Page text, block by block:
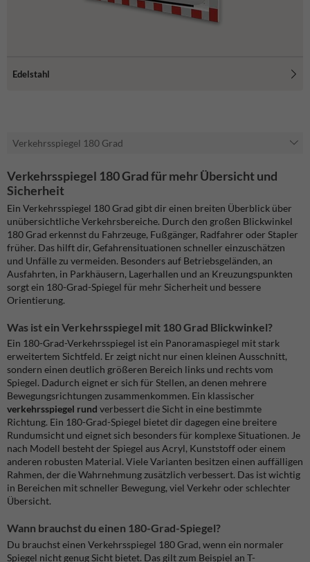
Edelstahl
Verkehrsspiegel 180 Grad
Verkehrsspiegel 180 Grad für mehr Übersicht und
Sicherheit
Ein Verkehrsspiegel 180 Grad gibt dir einen breiten Überblick über
unübersichtliche Verkehrsbereiche. Durch den großen Blickwinkel
180 Grad erkennst du Fahrzeuge, Fußgänger, Radfahrer oder Stapler
früher. Das hilft dir, Gefahrensituationen schneller einzuschätzen
und Unfälle zu vermeiden. Besonders auf Betriebsgeländen, an
Ausfahrten, in Parkhäusern, Lagerhallen und an Kreuzungspunkten
sorgt ein 180-Grad-Spiegel für mehr Sicherheit und bessere
Orientierung.
Was ist ein Verkehrsspiegel mit 180 Grad Blickwinkel?
Ein 180-Grad-Verkehrsspiegel ist ein Panoramaspiegel mit stark
erweitertem Sichtfeld. Er zeigt nicht nur einen kleinen Ausschnitt,
sondern einen deutlich größeren Bereich links und rechts vom
Spiegel. Dadurch eignet er sich für Stellen, an denen mehrere
Bewegungsrichtungen zusammenkommen. Ein klassischer
verkehrsspiegel rund verbessert die Sicht in eine bestimmte
Richtung. Ein 180-Grad-Spiegel bietet dir dagegen eine breitere
Rundumsicht und eignet sich besonders für komplexe Situationen. Je
nach Modell besteht der Spiegel aus Acryl, Kunststoff oder einem
anderen robusten Material. Viele Varianten besitzen einen auffälligen
Rahmen, der die Wahrnehmung zusätzlich verbessert. Das ist wichtig
in Bereichen mit schneller Bewegung, viel Verkehr oder schlechter
Übersicht.
Wann brauchst du einen 180-Grad-Spiegel?
Du brauchst einen Verkehrsspiegel 180 Grad, wenn ein normaler
Spiegel nicht genug Sicht bietet. Das gilt zum Beispiel an T-